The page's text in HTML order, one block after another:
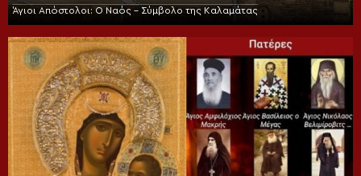
Άγιοι Απόστολοι: Ο Ναός – Σύμβολο της Καλαμάτας